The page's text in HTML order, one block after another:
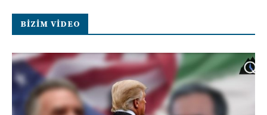
BIZIM VIDEO